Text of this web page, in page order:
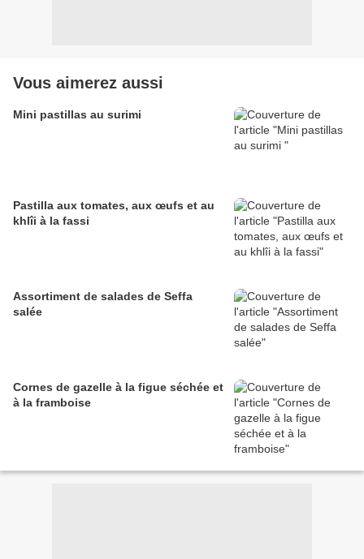
Vous aimerez aussi
Mini pastillas au surimi
Pastilla aux tomates, aux œufs et au
khlîi à la fassi
Assortiment de salades de Seffa
salée
Cornes de gazelle à la figue séchée et
à la framboise